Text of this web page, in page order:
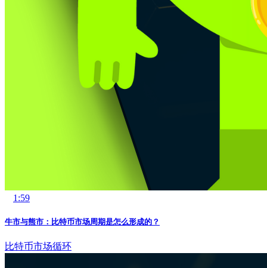
1:59
牛市与熊市：比特币市场周期是怎么形成的？
比特币市场循环